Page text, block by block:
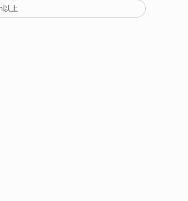
以上